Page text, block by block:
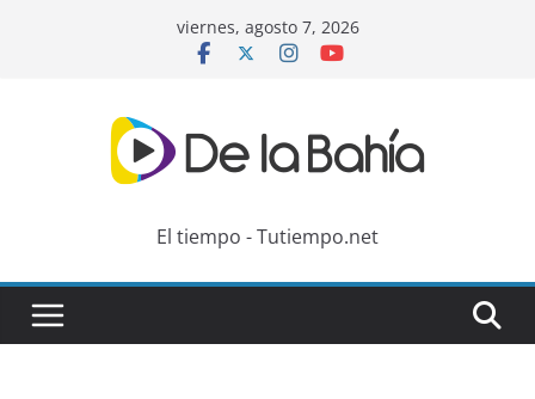
viernes, agosto 7, 2026
El tiempo - Tutiempo.net